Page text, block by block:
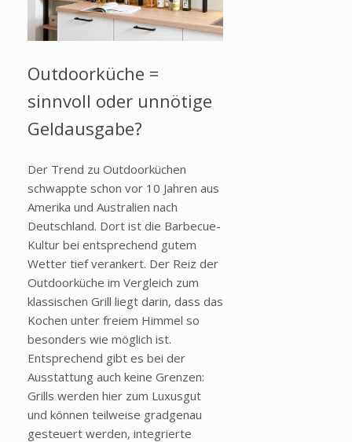
Outdoorküche =
sinnvoll oder unnötige
Geldausgabe?
Der Trend zu Outdoorküchen
schwappte schon vor 10 Jahren aus
Amerika und Australien nach
Deutschland. Dort ist die Barbecue-
Kultur bei entsprechend gutem
Wetter tief verankert. Der Reiz der
Outdoorküche im Vergleich zum
klassischen Grill liegt darin, dass das
Kochen unter freiem Himmel so
besonders wie möglich ist.
Entsprechend gibt es bei der
Ausstattung auch keine Grenzen:
Grills werden hier zum Luxusgut
und können teilweise gradgenau
gesteuert werden, integrierte